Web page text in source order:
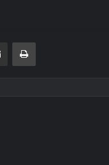
E-Posta ile paylaş Yazdır